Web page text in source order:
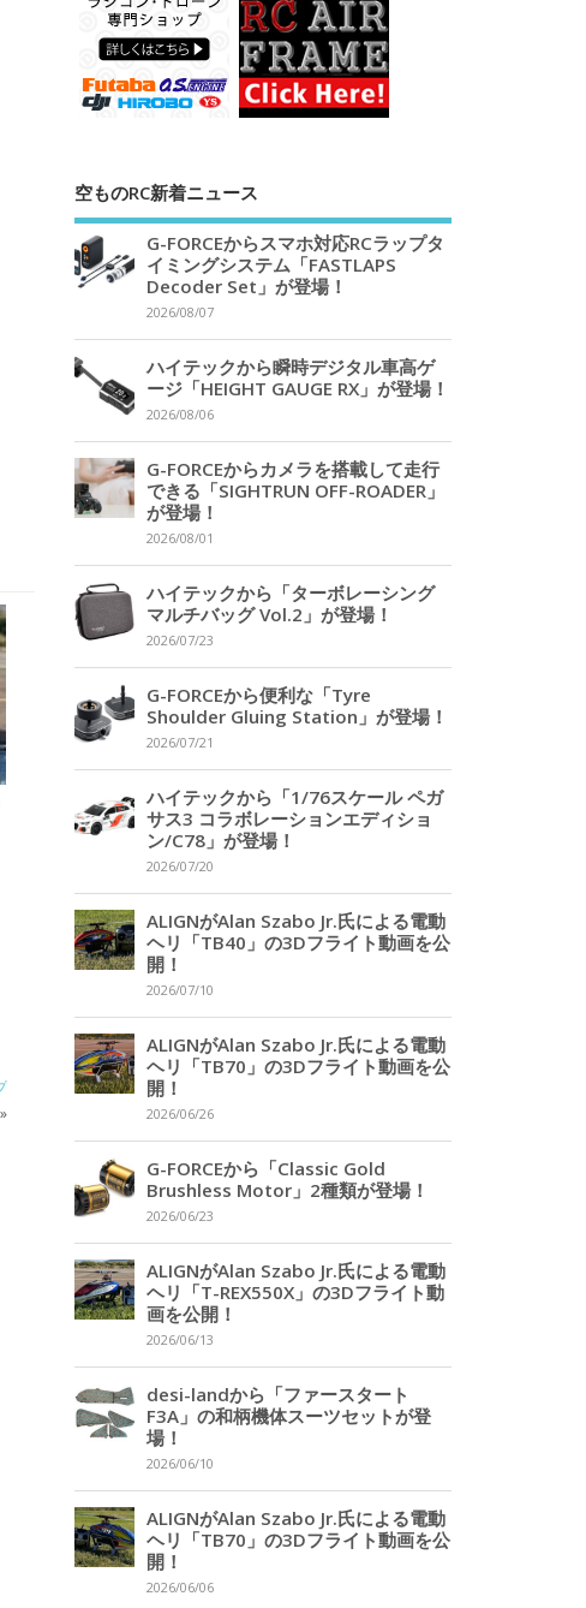
»
空ものRC新着ニュース
G-FORCEからスマホ対応RCラップタ
イミングシステム「FASTLAPS
Decoder Set」が登場！
2026/08/07
ハイテックから瞬時デジタル車高ゲ
ージ「HEIGHT GAUGE RX」が登場！
2026/08/06
G-FORCEからカメラを搭載して走行
できる「SIGHTRUN OFF-ROADER」
が登場！
2026/08/01
ハイテックから「ターボレーシング
マルチバッグ Vol.2」が登場！
2026/07/23
G-FORCEから便利な「Tyre
Shoulder Gluing Station」が登場！
2026/07/21
ハイテックから「1/76スケール ペガ
サス3 コラボレーションエディショ
ン/C78」が登場！
2026/07/20
ALIGNがAlan Szabo Jr.氏による電動
ヘリ「TB40」の3Dフライト動画を公
開！
2026/07/10
ALIGNがAlan Szabo Jr.氏による電動
ヘリ「TB70」の3Dフライト動画を公
開！
2026/06/26
G-FORCEから「Classic Gold
Brushless Motor」2種類が登場！
2026/06/23
ALIGNがAlan Szabo Jr.氏による電動
ヘリ「T-REX550X」の3Dフライト動
画を公開！
2026/06/13
desi-landから「ファースタート
F3A」の和柄機体スーツセットが登
場！
2026/06/10
ALIGNがAlan Szabo Jr.氏による電動
ヘリ「TB70」の3Dフライト動画を公
開！
2026/06/06